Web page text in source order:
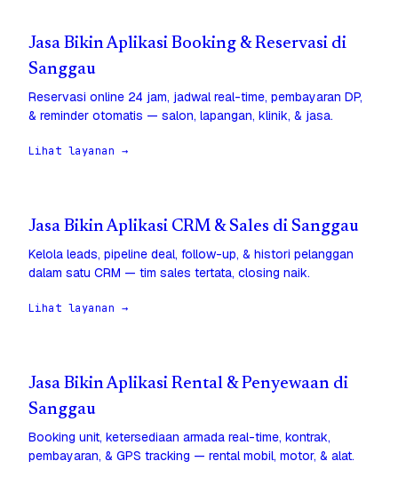
Jasa Bikin Aplikasi Booking & Reservasi di
Sanggau
Reservasi online 24 jam, jadwal real-time, pembayaran DP,
& reminder otomatis — salon, lapangan, klinik, & jasa.
Lihat layanan →
Jasa Bikin Aplikasi CRM & Sales di Sanggau
Kelola leads, pipeline deal, follow-up, & histori pelanggan
dalam satu CRM — tim sales tertata, closing naik.
Lihat layanan →
Jasa Bikin Aplikasi Rental & Penyewaan di
Sanggau
Booking unit, ketersediaan armada real-time, kontrak,
pembayaran, & GPS tracking — rental mobil, motor, & alat.